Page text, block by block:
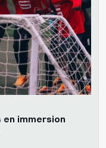
en immersion